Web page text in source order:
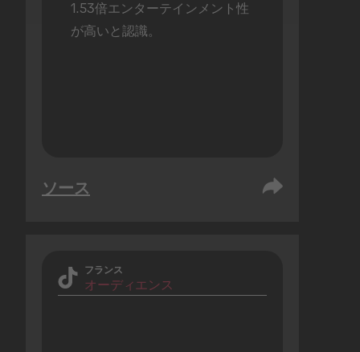
1.53倍エンターテインメント性
が高いと認識。
ソース
フランス
オーディエンス